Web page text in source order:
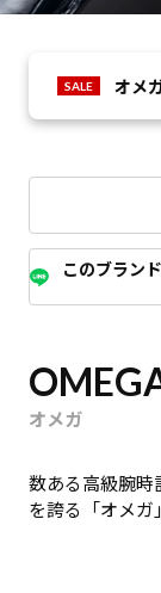
SALE オメ
このブラン
オメガ
数ある高級腕時
を誇る「オメガ